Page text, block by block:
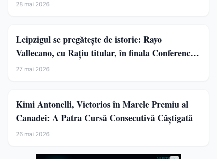
28 mai 2026
Leipzigul se pregătește de istorie: Rayo
Vallecano, cu Rațiu titular, în finala Conference
League
27 mai 2026
Kimi Antonelli, Victorios în Marele Premiu al
Canadei: A Patra Cursă Consecutivă Câștigată
26 mai 2026